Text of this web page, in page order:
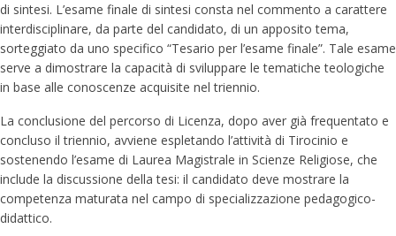
di sintesi. L’esame finale di sintesi consta nel commento a carattere
interdisciplinare, da parte del candidato, di un apposito tema,
sorteggiato da uno specifico “Tesario per l’esame finale”. Tale esame
serve a dimostrare la capacità di sviluppare le tematiche teologiche
in base alle conoscenze acquisite nel triennio.
La conclusione del percorso di Licenza, dopo aver già frequentato e
concluso il triennio, avviene espletando l’attività di Tirocinio e
sostenendo l’esame di Laurea Magistrale in Scienze Religiose, che
include la discussione della tesi: il candidato deve mostrare la
competenza maturata nel campo di specializzazione pedagogico-
didattico.